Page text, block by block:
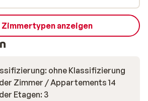
Zimmertypen anzeigen
ohne Klassifizierung
Zimmer / Appartements 14
Etagen: 3